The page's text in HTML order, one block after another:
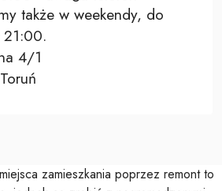
także w weekendy, do
4/1
zamieszkania poprzez remont to